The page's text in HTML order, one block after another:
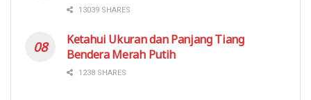
13039 SHARES
Ketahui Ukuran dan Panjang Tiang
Bendera Merah Putih
1238 SHARES